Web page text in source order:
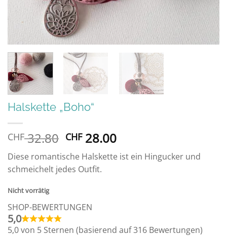
Halskette „Boho“
CHF32.80 Ursprünglicher
Preis
war:
CHF 32.80
CHF28.00Aktueller
Preis
ist:
Diese romantische Halskette ist ein Hingucker und
schmeichelt jedes Outfit.
Nicht vorrätig
SHOP-BEWERTUNGEN
5,0
5,0 von 5 Sternen (basierend auf 316 Bewertungen)